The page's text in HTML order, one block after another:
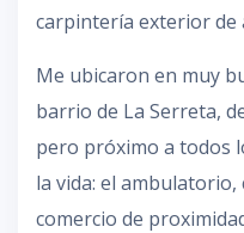
carpintería exterior de
Me ubicaron en muy
barrio de La Serreta,
pero próximo a todos
la vida: el
comercio de